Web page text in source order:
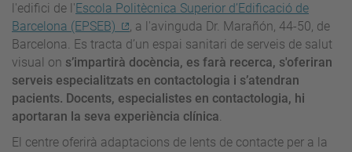
l'edifici de l'Escola Politècnica Superior d’Edificació de
Barcelona (EPSEB)
, a l'avinguda Dr. Marañón, 44-50, de
Barcelona. Es tracta d’un espai sanitari de serveis de salut
visual on s’impartirà docència, es farà recerca, s'oferiran
serveis especialitzats en contactologia i s’atendran
pacients. Docents, especialistes en contactologia, hi
aportaran la seva experiència clínica.
El centre oferirà adaptacions de lents de contacte per a la